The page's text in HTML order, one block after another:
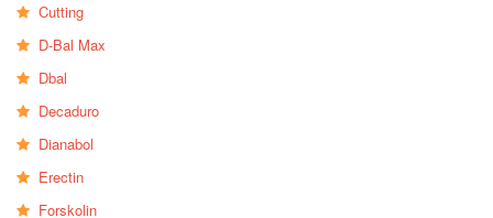
Cutting
D-Bal Max
Dbal
Decaduro
Dianabol
Erectin
Forskolin